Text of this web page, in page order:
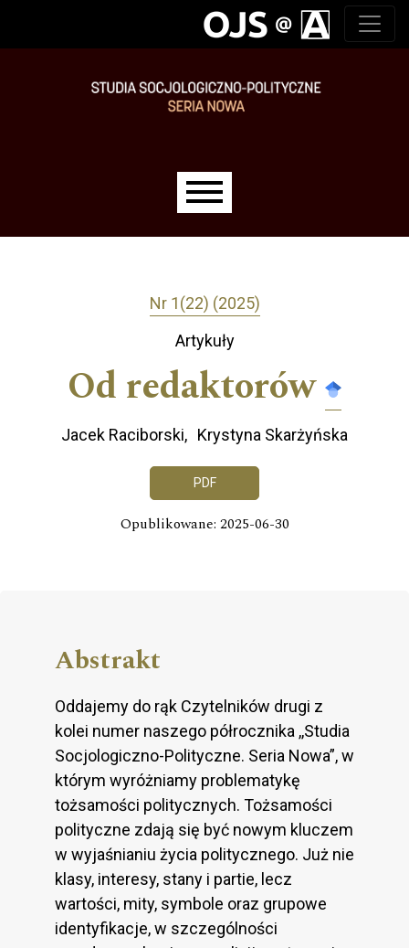
Nr 1(22) (2025)
Artykuły
Od redaktorów
Jacek Raciborski Krystyna Skarżyńska
PDF
Opublikowane: 2025-06-30
Abstrakt
Oddajemy do rąk Czytelników drugi z
kolei numer naszego półrocznika ,,Studia
Socjologiczno-Polityczne. Seria Nowa”, w
którym wyróżniamy problematykę
tożsamości politycznych. Tożsamości
polityczne zdają się być nowym kluczem
w wyjaśnianiu życia politycznego. Już nie
klasy, interesy, stany i partie, lecz
wartości, mity, symbole oraz grupowe
identyfikacje, w szczególności